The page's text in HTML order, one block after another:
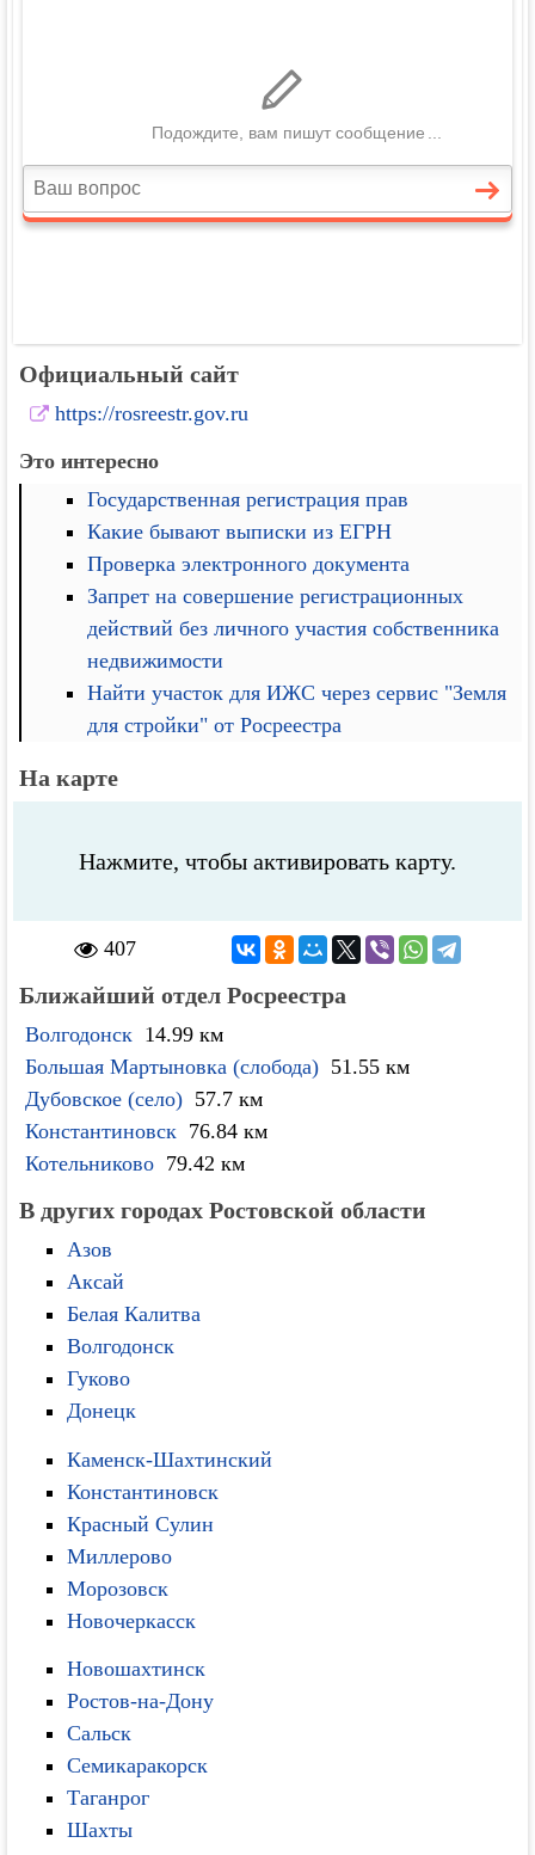
Официальный сайт
https://rosreestr.gov.ru
Это интересно
Государственная регистрация прав
Какие бывают выписки из ЕГРН
Проверка электронного документа
Запрет на совершение регистрационных
действий без личного участия собственника
недвижимости
Найти участок для ИЖС через сервис "Земля
для стройки" от Росреестра
На карте
Нажмите, чтобы активировать карту.
407
Ближайший отдел Росреестра
Волгодонск 14.99 км
Большая Мартыновка (слобода) 51.55 км
Дубовское (село) 57.7 км
Константиновск 76.84 км
Котельниково 79.42 км
В других городах Ростовской области
Азов
Аксай
Белая Калитва
Волгодонск
Гуково
Донецк
Каменск-Шахтинский
Константиновск
Красный Сулин
Миллерово
Морозовск
Новочеркасск
Новошахтинск
Ростов-на-Дону
Сальск
Семикаракорск
Таганрог
Шахты